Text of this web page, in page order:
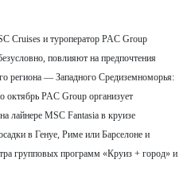
Cruises и туроператор PAC Group
повлияют на предпочтения
региона — Западного Средиземноморья:
октябрь PAC Group организует
лайнере MSC Fantasia в круизе
в Генуе, Риме или Барселоне и
групповых программ «Круиз + город» и